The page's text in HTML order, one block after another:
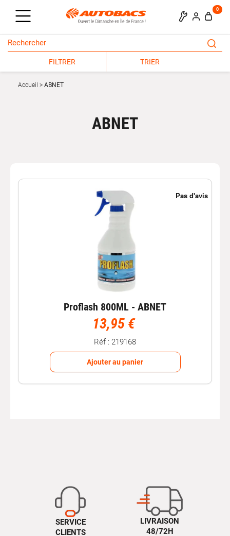
0
FILTRER TRIER
Accueil ABNET
ABNET
Proflash 800ML - ABNET
13,95 €
Réf : 219168
Ajouter au panier
SERVICE
CLIENTS
LIVRAISON
48/72H